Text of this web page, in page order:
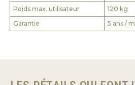
Poids max. utilisateur
120 kg
Garantie
5 ans /